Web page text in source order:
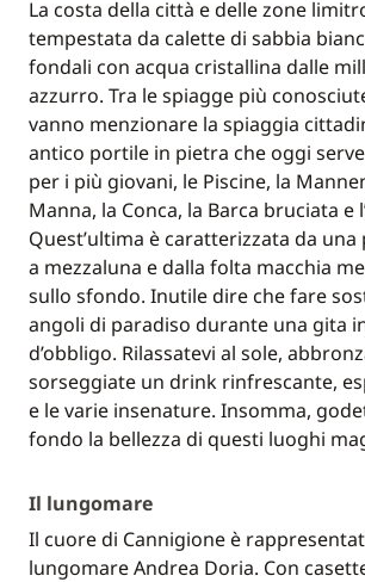
La costa della città e delle zone
tempestata da calette di sabbia
fondali con acqua cristallina dalle
azzurro. Tra le spiagge più
vanno menzionare la spiaggia
antico portile in pietra che oggi
per i più giovani, le Piscine, la
Manna, la Conca, la Barca bruciata e
Quest’ultima è caratterizzata da
a mezzaluna e dalla folta macchia
sullo sfondo. Inutile dire che fare
angoli di paradiso durante una gita
d’obbligo. Rilassatevi al sole,
sorseggiate un drink rinfrescante,
e le varie insenature. Insomma,
fondo la bellezza di questi luoghi
Il lungomare
Il cuore di Cannigione è
lungomare Andrea Doria. Con